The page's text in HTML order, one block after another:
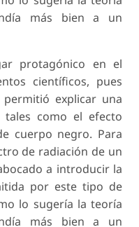
más bien a un
protagónico en el
científicos, pues
explicar una
tales como el efecto
cuerpo negro. Para
de radiación de un
a introducir la
por este tipo de
lo sugería la teoría
más bien a un